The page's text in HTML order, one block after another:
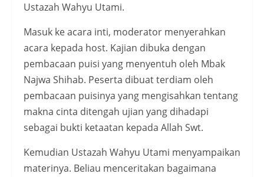
Ustazah Wahyu Utami.
Masuk ke acara inti, moderator menyerahkan
acara kepada host. Kajian dibuka dengan
pembacaan puisi yang menyentuh oleh Mbak
Najwa Shihab. Peserta dibuat terdiam oleh
pembacaan puisinya yang mengisahkan tentang
makna cinta ditengah ujian yang dihadapi
sebagai bukti ketaatan kepada Allah Swt.
Kemudian Ustazah Wahyu Utami menyampaikan
materinya. Beliau menceritakan bagaimana